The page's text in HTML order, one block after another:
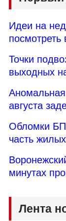
Идеи на
посмотреть
Точки
выходных
августа
Обломки
часть
минутах
Лента